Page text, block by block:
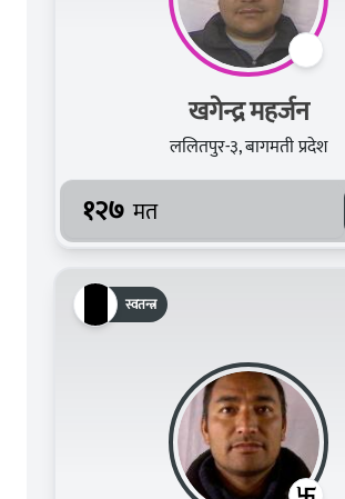
खगेन्द्र महर्जन
ललितपुर-३, बागमती प्रदेश
१२७ मत
स्वतन्त्र